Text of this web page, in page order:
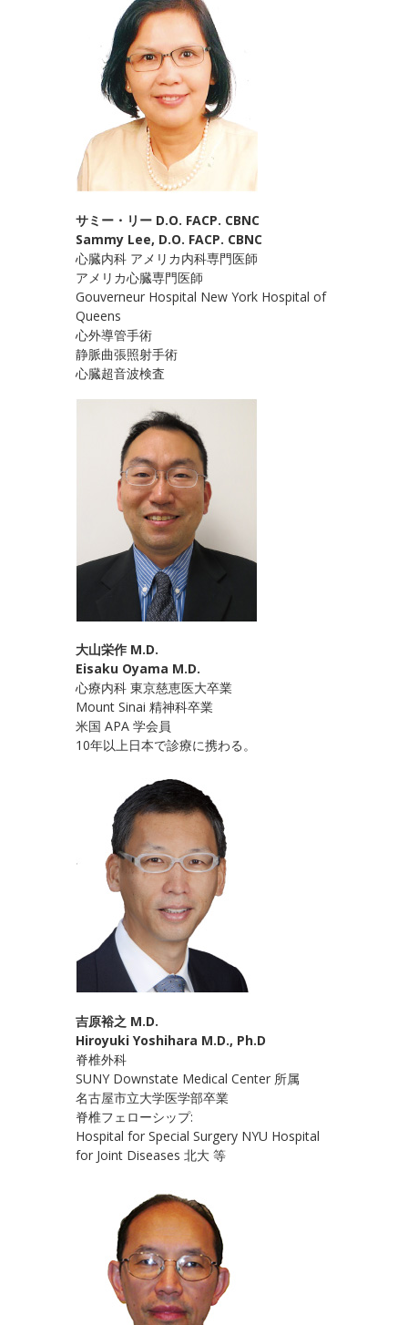
サミー・リー D.O. FACP. CBNC
Sammy Lee, D.O. FACP. CBNC
心臓内科 アメリカ内科専門医師
アメリカ心臓専門医師
Gouverneur Hospital New York Hospital of
Queens
心外導管手術
静脈曲張照射手術
心臓超音波検査
大山栄作 M.D.
Eisaku Oyama M.D.
心療内科 東京慈恵医大卒業
Mount Sinai 精神科卒業
米国 APA 学会員
10年以上日本で診療に携わる。
吉原裕之 M.D.
Hiroyuki Yoshihara M.D., Ph.D
脊椎外科
SUNY Downstate Medical Center 所属
名古屋市立大学医学部卒業
脊椎フェローシップ:
Hospital for Special Surgery NYU Hospital
for Joint Diseases 北大 等